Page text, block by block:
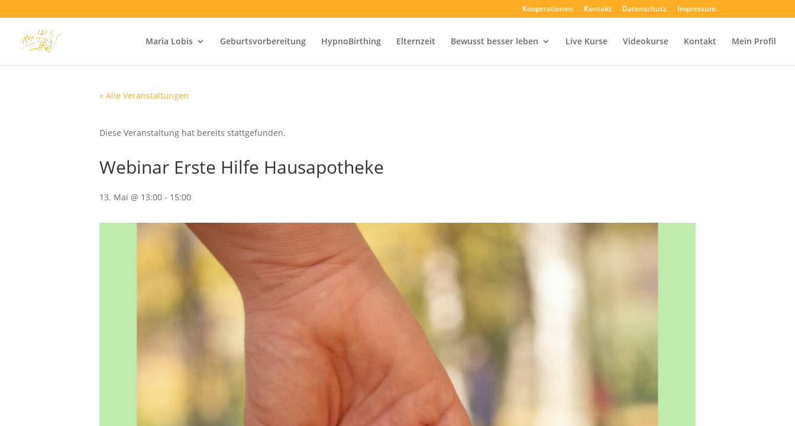
Kooperationen Kontakt Datenschutz Impressum
Maria Lobis Geburtsvorbereitung HypnoBirthing Elternzeit Bewusst besser leben Live Kurse Videokurse Kontakt Mein Profil
« Alle Veranstaltungen
Diese Veranstaltung hat bereits stattgefunden.
Webinar Erste Hilfe Hausapotheke
13. Mai @ 13:00 - 15:00